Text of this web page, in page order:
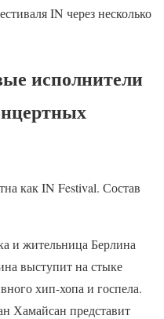
IN через несколько
исполнители
как IN Festival. Состав
и жительница Берлина
выступит на стыке
хип-хопа и госпела.
Хамайсан представит